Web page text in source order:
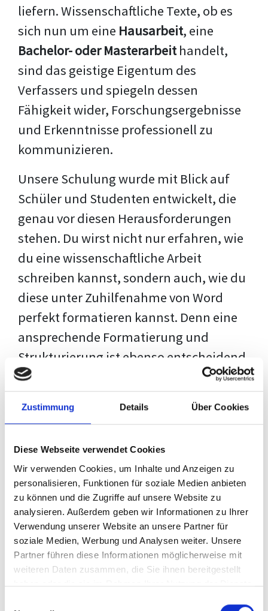
Zustimmung Details Über Cookies
Diese Webseite verwendet Cookies
Wir verwenden Cookies, um Inhalte und Anzeigen zu
personalisieren, Funktionen für soziale Medien anbieten
zu können und die Zugriffe auf unsere Website zu
analysieren. Außerdem geben wir Informationen zu Ihrer
Verwendung unserer Website an unsere Partner für
soziale Medien, Werbung und Analysen weiter. Unsere
Partner führen diese Informationen möglicherweise mit
weiteren Daten zusammen, die Sie ihnen bereitgestellt
haben oder die sie im Rahmen Ihrer Nutzung der Dienste
liefern. Wissenschaftliche Texte, ob es
sich nun um eine Hausarbeit, eine
Bachelor- oder Masterarbeithandelt,
sind das geistige Eigentum des
Verfassers und spiegeln dessen
Fähigkeit wider, Forschungsergebnisse
und Erkenntnisse professionell zu
kommunizieren.
Unsere Schulung wurde mit Blick auf
Schüler und Studenten entwickelt, die
genau vor diesen Herausforderungen
stehen. Du wirst nicht nur erfahren, wie
du eine wissenschaftliche Arbeit
schreiben kannst, sondern auch, wie du
diese unter Zuhilfenahme von Word
perfekt formatieren kannst. Denn eine
ansprechende Formatierung und
Strukturierung ist ebenso entscheidend
wie der Inhalt selbst. Jeder Prüfer hat
eigene Erwartungen, und unsere
Schulung ist so konzipiert, dass sie dir
deiner individuellen Vorlage zeigt,
anstatt eine Einheitslösung zu bieten.
Der Prozess des wissenschaftlichen
Schreibens kann ohne das richtige
Wissen eine große Herausforderung
darstellen. Jedoch, ausgestattet mit
denTechniken und Strategiendieses
Kurses, wird die Formatierung deiner